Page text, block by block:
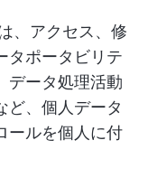
、アクセス、修
タポータビリテ
データ処理活動
ど、個人データ
ールを個人に付